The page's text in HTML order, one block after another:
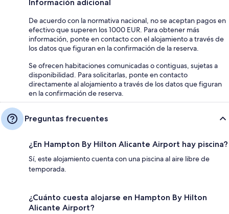
Información adicional
De acuerdo con la normativa nacional, no se aceptan pagos en
efectivo que superen los 1000 EUR. Para obtener más
información, ponte en contacto con el alojamiento a través de
los datos que figuran en la confirmación de la reserva.
Se ofrecen habitaciones comunicadas o contiguas, sujetas a
disponibilidad. Para solicitarlas, ponte en contacto
directamente al alojamiento a través de los datos que figuran
en la confirmación de reserva.
Preguntas frecuentes
¿En Hampton By Hilton Alicante Airport hay piscina?
Sí, este alojamiento cuenta con una piscina al aire libre de
temporada.
¿Cuánto cuesta alojarse en Hampton By Hilton
Alicante Airport?